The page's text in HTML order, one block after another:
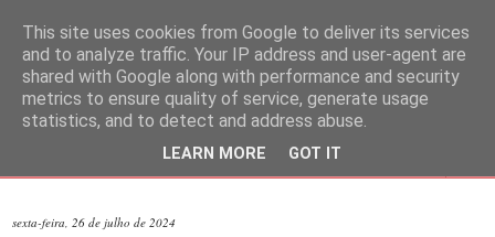
sexta-feira, 26 de julho de 2024
This site uses cookies from Google to deliver its services
and to analyze traffic. Your IP address and user-agent are
shared with Google along with performance and security
metrics to ensure quality of service, generate usage
statistics, and to detect and address abuse.
LEARN MORE GOT IT